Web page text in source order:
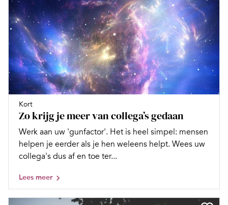
Kort
Zo krijg je meer van collega’s gedaan
Werk aan uw 'gunfactor'. Het is heel simpel: mensen
helpen je eerder als je hen weleens helpt. Wees uw
collega's dus af en toe ter...
Lees meer